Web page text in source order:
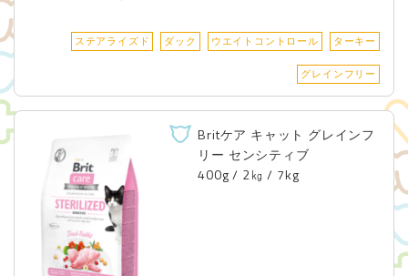
ステアライズド ダック ウエイトコントロール ターキー
グレインフリー
Britケア キャット グレインフ
リー センシティブ
400g / 2㎏ / 7kg